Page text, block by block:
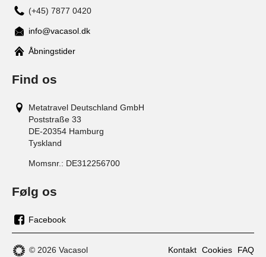
(+45) 7877 0420
info@vacasol.dk
Åbningstider
Find os
Metatravel Deutschland GmbH
Poststraße 33
DE-20354 Hamburg
Tyskland
Momsnr.: DE312256700
Følg os
os
på
Facebook
© 2026 Vacasol Kontakt Cookies FAQ